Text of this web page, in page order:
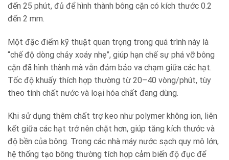
đến 25 phút, đủ để hình thành bông cặn có kích thước 0.2
đến 2 mm.
Một đặc điểm kỹ thuật quan trọng trong quá trình này là
“chế độ dòng chảy xoáy nhẹ”, giúp hạn chế sự phá vỡ bông
cặn đã hình thành mà vẫn đảm bảo va chạm giữa các hạt.
Tốc độ khuấy thích hợp thường từ 20–40 vòng/phút, tùy
theo tính chất nước và loại hóa chất đang dùng.
Khi sử dụng thêm chất trợ keo như polymer không ion, liên
kết giữa các hạt trở nên chặt hơn, giúp tăng kích thước và
độ bền của bông. Trong các nhà máy nước sạch quy mô lớn,
hệ thống tạo bông thường tích hợp cảm biến độ đục để